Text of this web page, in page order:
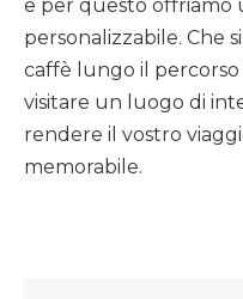
e per questo offriamo
personalizzabile. Che
caffè lungo il
visitare un luogo di
rendere il vostro
memorabile.